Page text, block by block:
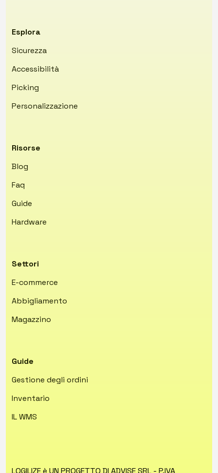
Esplora
Sicurezza
Accessibilità
Picking
Personalizzazione
Risorse
Blog
Faq
Guide
Hardware
Settori
E-commerce
Abbigliamento
Magazzino
Guide
Gestione degli ordini
Inventario
IL WMS